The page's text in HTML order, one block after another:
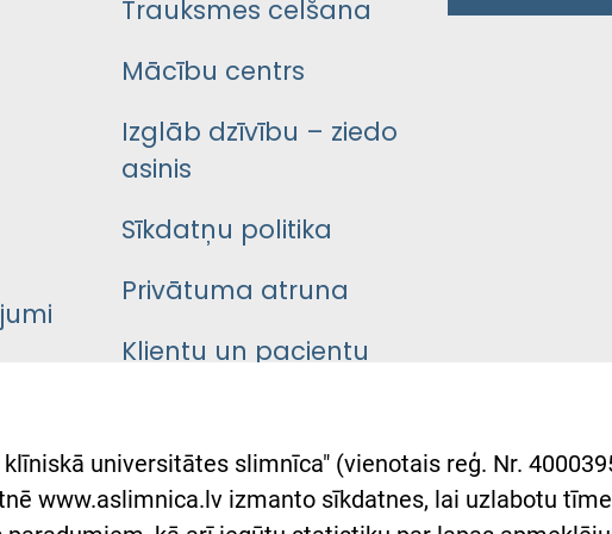
Trauksmes celšana
Mācību centrs
Izglāb dzīvību – ziedo
asinis
Sīkdatņu politika
Privātuma atruna
Klientu un pacientu
Austrumu slimnīcas
atbalsts Ukrainai
universitātes slimnīca" (vienotais reģ. Nr.
www.aslimnica.lv izmanto sīkdatnes, lai uzlabotu